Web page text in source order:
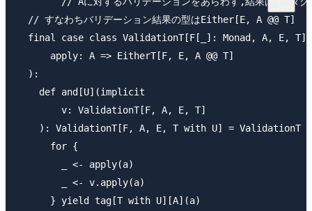
  // すなわちバリデーション結果の型はEither[E, A @@ T]
  final case class ValidationT[F[_]: Monad, A, E, T](
      apply: A => EitherT[F, E, A @@ T]
  ):
    def and[U](implicit
        v: ValidationT[F, A, E, T]
): ValidationT[F, A, E, T with U] = ValidationT
      for {
        _ <- apply(a)
        _ <- v.apply(a)
      } yield tag[T with U][A](a)